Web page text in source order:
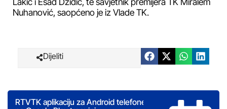
Nuhanović, saopćeno je iz Vlade TK.
Dijeliti
RTVTK aplikaciju za Android telefone možete preuzeti